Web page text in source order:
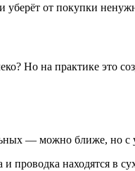
уберёт от покупки
Но на практике это
— можно ближе, но с
проводка находятся в